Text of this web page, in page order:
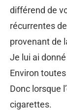
différend de
récurrentes
provenant de
Je lui ai
Environ
Donc lorsque
cigarettes.